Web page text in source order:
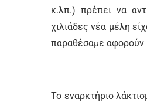
κ.λπ.) πρέπει να
χιλιάδες νέα μέλη
παραθέσαμε αφορούν
Το εναρκτήριο